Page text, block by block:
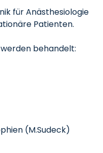
für Anästhesiologie
Patienten.
behandelt:
(M.Sudeck)